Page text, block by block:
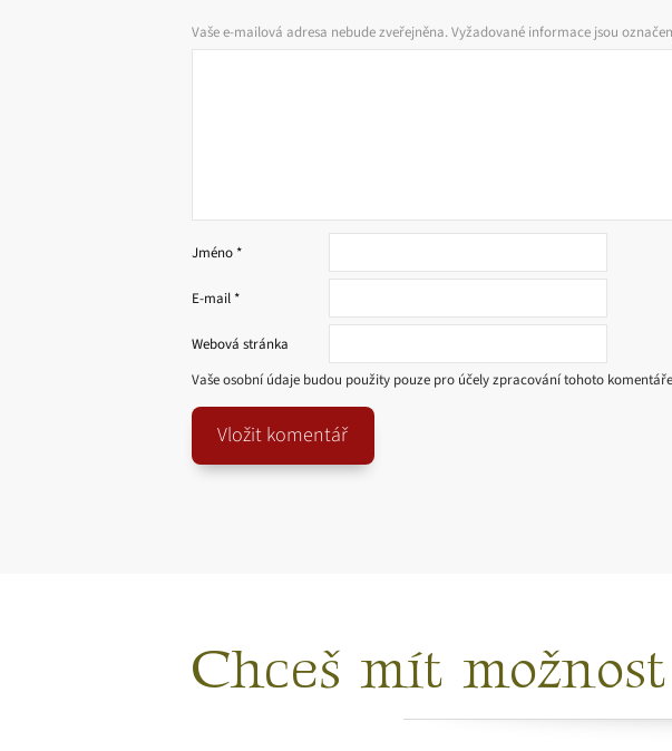
Vaše e-mailová adresa nebude zveřejněna.Vyžadované informace jsou
Jméno *
E-mail *
Webová stránka
Vaše osobní údaje budou použity pouze pro účely zpracování tohoto
Chceš mít